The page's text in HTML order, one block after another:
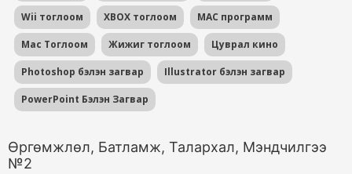
Wii тоглоом XBOX тоглоом MAC программ
Mac Тоглоом Жижиг тоглоом Цуврал кино
Photoshop бэлэн загвар Illustrator бэлэн загвар
PowerPoint Бэлэн Загвар
Өргөмжлөл, Батламж, Талархал, Мэндчилгээ
№2